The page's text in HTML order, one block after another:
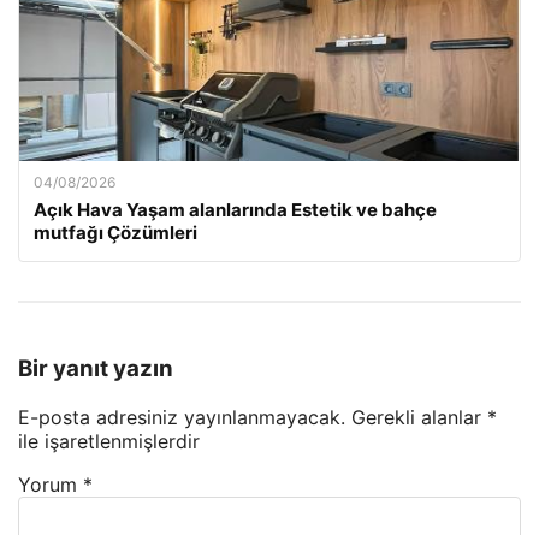
04/08/2026
Açık Hava Yaşam alanlarında Estetik ve bahçe
mutfağı Çözümleri
Bir yanıt yazın
E-posta adresiniz yayınlanmayacak. Gerekli alanlar *
ile işaretlenmişlerdir
Yorum *